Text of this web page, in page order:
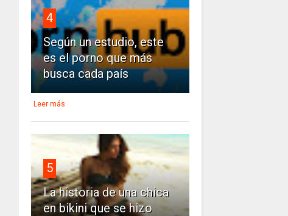
4
Según un estudio, este
es el porno que más
busca cada país
Leer más
5
La historia de una chica
en bikini que se hizo